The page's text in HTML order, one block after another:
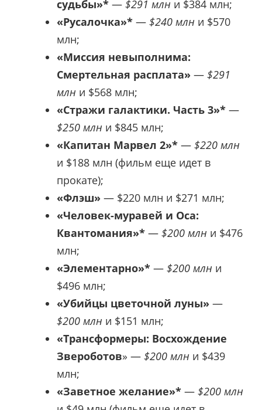
судьбы»* — $291 млн и $384 млн;
«Русалочка»* — $240 млн и $570
млн;
«Миссия невыполнима:
Смертельная расплата» — $291
млн и $568 млн;
«Стражи галактики. Часть 3»* —
$250 млн и $845 млн;
«Капитан Марвел 2»* — $220 млн
и $188 млн (фильм еще идет в
прокате);
«Флэш» — $220 млн и $271 млн;
«Человек-муравей и Оса:
Квантомания»* — $200 млн и $476
млн;
«Элементарно»* — $200 млн и
$496 млн;
«Убийцы цветочной луны» —
$200 млн и $151 млн;
«Трансформеры: Восхождение
Звероботов» — $200 млн и $439
млн;
«Заветное желание»* — $200 млн